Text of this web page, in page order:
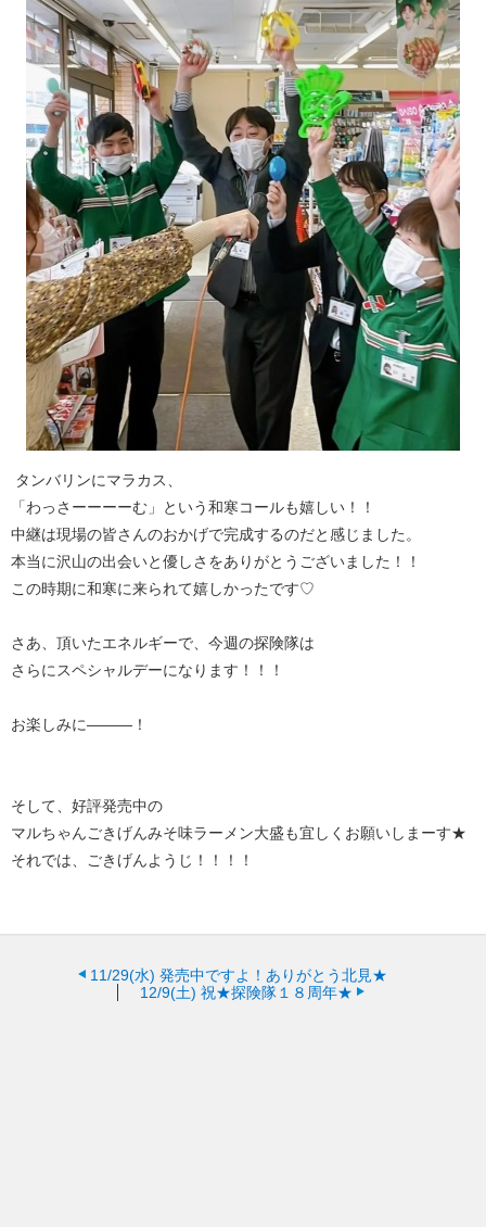
タンバリンにマラカス、
「わっさーーーーむ」という和寒コールも嬉しい！！
中継は現場の皆さんのおかげで完成するのだと感じました。
本当に沢山の出会いと優しさをありがとうございました！！
この時期に和寒に来られて嬉しかったです♡
さあ、頂いたエネルギーで、今週の探険隊は
さらにスペシャルデーになります！！！
お楽しみに———！
そして、好評発売中の
マルちゃんごきげんみそ味ラーメン大盛も宜しくお願いしまーす★
それでは、ごきげんようじ！！！！
11/29(水) 発売中ですよ！ありがとう北見★
12/9(土) 祝★探険隊１８周年★